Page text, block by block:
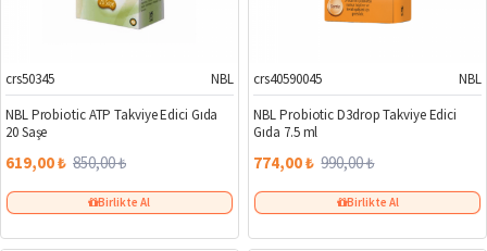
%27
crs50345
NBL
NBL Probiotic ATP Takviye Edici Gıda
20 Saşe
619,00 ₺ 850,00 ₺
Birlikte Al
%22
crs40590045
NBL
NBL Probiotic D3drop Takviye Edici
Gıda 7.5 ml
774,00 ₺ 990,00 ₺
Birlikte Al